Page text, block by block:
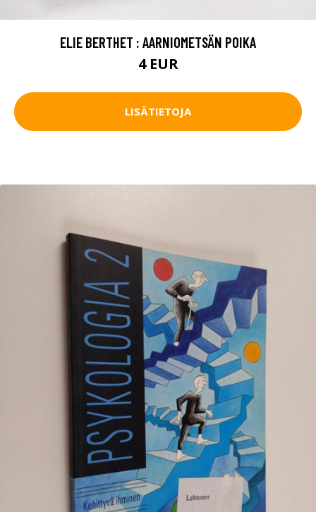
ELIE BERTHET : AARNIOMETSÄN POIKA
4 EUR
LISÄTIETOJA